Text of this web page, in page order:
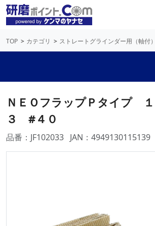
TOP カテゴリ ストレートグラインダー用（軸付
ＮＥＯフラップＰタイプ
３ #４０
品番：JF102033 JAN：4949130115139